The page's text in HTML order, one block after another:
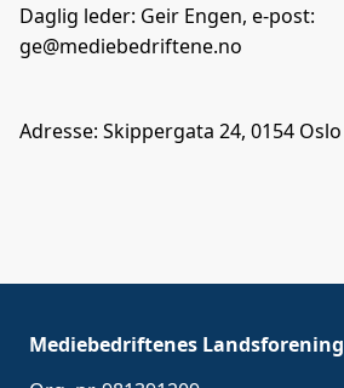
Daglig leder: Geir Engen, e-post:
ge@mediebedriftene.no
Adresse: Skippergata 24, 0154 Oslo
Mediebedriftenes Landsforening